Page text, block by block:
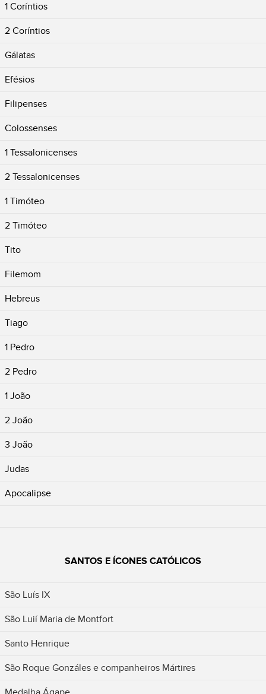
1 Coríntios
2 Coríntios
Gálatas
Efésios
Filipenses
Colossenses
1 Tessalonicenses
2 Tessalonicenses
1 Timóteo
2 Timóteo
Tito
Filemom
Hebreus
Tiago
1 Pedro
2 Pedro
1 João
2 João
3 João
Judas
Apocalipse
SANTOS E ÍCONES CATÓLICOS
São Luís IX
São Luií Maria de Montfort
Santo Henrique
São Roque Gonzáles e companheiros Mártires